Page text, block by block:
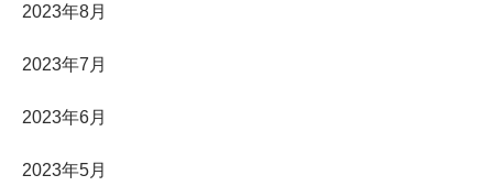
2023年8月
2023年7月
2023年6月
2023年5月